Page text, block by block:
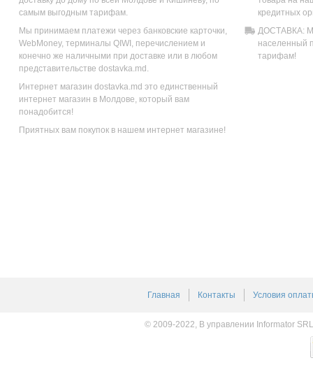
самым выгодным тарифам.
Мы принимаем платежи через банковские карточки,
WebMoney, терминалы QIWI, перечислением и
конечно же наличными при доставке или в любом
представительстве dostavka.md.
Интернет магазин dostavka.md это единственный
интернет магазин в Молдове, который вам
понадобится!
Приятных вам покупок в нашем интернет магазине!
кредитных
ДОСТАВКА:
населенный
тарифам!
Главная Контакты Условия
© 2009-2022, В управлении Informator SRL